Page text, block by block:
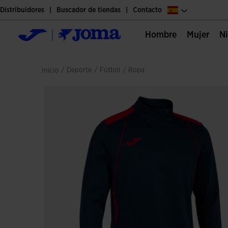
Distribuidores Buscador de tiendas Contacto
Hombre Mujer
Inicio / deporte / fútbol / ropa